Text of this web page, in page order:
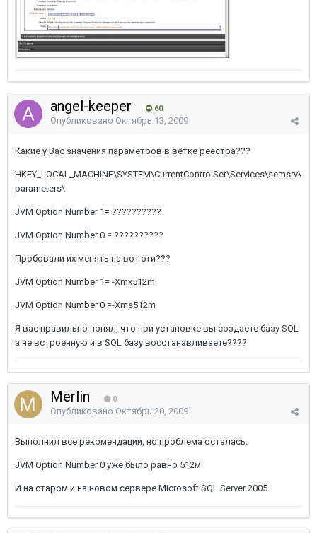
angel-keeper 60
Опубликовано Октябрь 13, 2009
Какие у Вас значения параметров в ветке реестра???
HKEY_LOCAL_MACHINE\SYSTEM\CurrentControlSet\Services\semsrv\
parameters\
JVM Option Number 1= ??????????
JVM Option Number 0 = ??????????
Пробовали их менять на вот эти???
JVM Option Number 1= -Xmx512m
JVM Option Number 0 =-Xms512m
Я вас правильно понял, что при установке вы создаете базу SQL
а не встроенную и в SQL базу восстанавливаете????
Merlin 0
Опубликовано Октябрь 20, 2009
Выполнил все рекомендации, но проблема осталась.
JVM Option Number 0 уже было равно 512м
И на старом и на новом сервере Microsoft SQL Server 2005